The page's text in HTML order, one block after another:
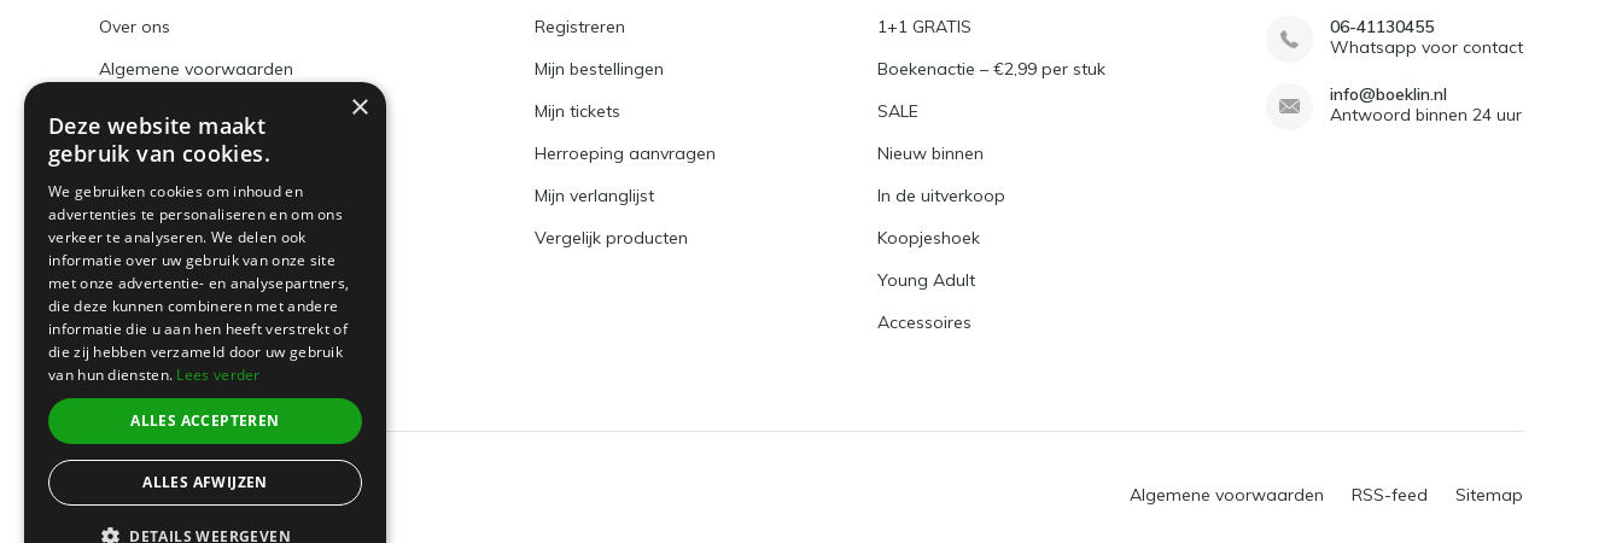
Over ons
Algemene voorwaarden
Privacy Policy
Betaalmethoden en BTW nummer
Verzenden & retourneren
Klantenservice
Sitemap
Registreren
Mijn bestellingen
Mijn tickets
Herroeping aanvragen
Mijn verlanglijst
Vergelijk producten
1+1 GRATIS
Boekenactie – €2,99 per stuk
SALE
Nieuw binnen
In de uitverkoop
Koopjeshoek
Young Adult
Accessoires
06-41130455
Whatsapp voor contact
info@boeklin.nl
Antwoord binnen 24 uur
© 2026 -Boeklin Algemene voorwaarden RSS-feed Sitemap
×
Deze website maakt
gebruik van cookies.
We gebruiken cookies om inhoud en
advertenties te personaliseren en om ons
verkeer te analyseren. We delen ook
informatie over uw gebruik van onze site
met onze advertentie- en analysepartners,
die deze kunnen combineren met andere
informatie die u aan hen heeft verstrekt of
die zij hebben verzameld door uw gebruik
van hun diensten. Lees verder
ALLES ACCEPTEREN
ALLES AFWIJZEN
DETAILS WEERGEVEN